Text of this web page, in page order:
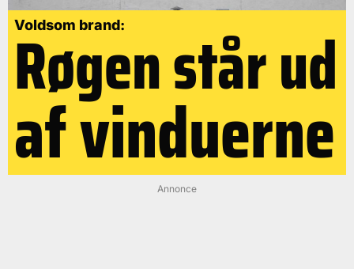
Voldsom brand:
Røgen står ud
af vinduerne
Annonce